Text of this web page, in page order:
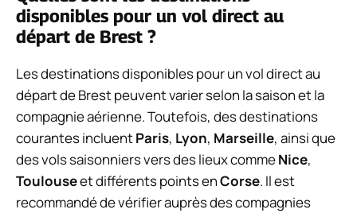
disponibles pour un vol direct au
départ de Brest ?
Les destinations disponibles pour un vol direct au
départ de Brest peuvent varier selon la saison et la
compagnie aérienne. Toutefois, des destinations
courantes incluentParis, Lyon, Marseille, ainsi que
des vols saisonniers vers des lieux commeNice,
Toulouseet différents points enCorse. Il est
recommandé de vérifier auprès des compagnies